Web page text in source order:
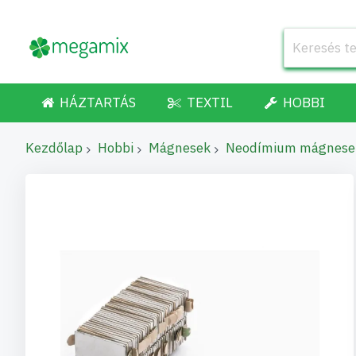
HÁZTARTÁS TEXTIL HOBBI
Kezdőlap Hobbi Mágnesek Neodímium